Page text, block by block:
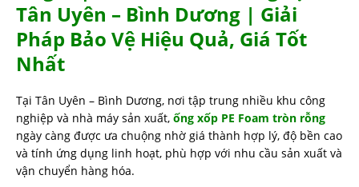
Tân Uyên – Bình Dương | Giải
Pháp Bảo Vệ Hiệu Quả, Giá Tốt
Nhất
Tại Tân Uyên – Bình Dương, nơi tập trung nhiều khu công
nghiệp và nhà máy sản xuất, ống xốp PE Foam tròn rỗng
ngày càng được ưa chuộng nhờ giá thành hợp lý, độ bền cao
và tính ứng dụng linh hoạt, phù hợp với nhu cầu sản xuất và
vận chuyển hàng hóa.